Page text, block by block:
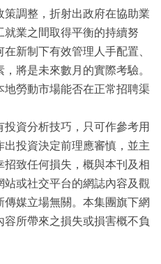
調整，折射出政府在協助業
業之間取得平衡的持續努
新制下有效管理人手配置、
將是未來數月的實際考驗。
勞動市場能否在正常招聘渠
資分析技巧，只可作參考用
投資決定前理應審慎，並主
致任何損失，概與本刊及相
或社交平台的網誌內容及觀
媒立場無關。本集團旗下網
所帶來之損失或損害概不負